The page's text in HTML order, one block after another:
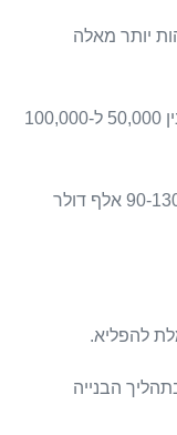
יותר מאלה
לדוגמה, בגרמניה חשמלאי יכול להרוויח בין 50,000 ל-100,000
השכר למי שעובד בארצות הברית נע בין 90-130 אלף דולר
להפליא.
הבנייה